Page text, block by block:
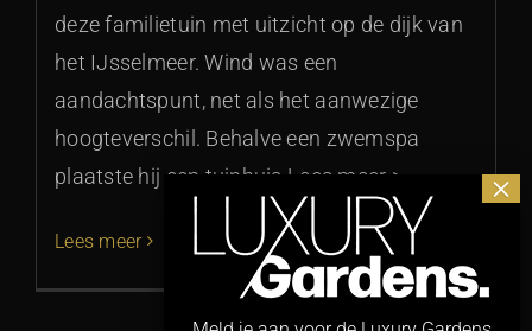
deze familietuin met uitzicht op de dijk van
het IJsselmeer. Wind was een
aandachtspunt, net als het aanwezige
hoogteverschil. Behalve een zwemspa
plaatste hij een tuinhuis Lees meer >
Lees meer